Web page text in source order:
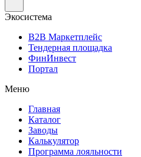
Экосистема
B2B Маркетплейс
Тендерная площадка
ФинИнвест
Портал
Меню
Главная
Каталог
Заводы
Калькулятор
Программа лояльности